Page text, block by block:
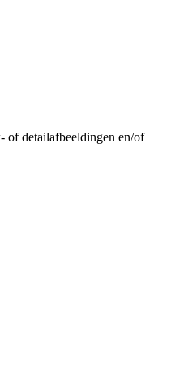
of detailafbeeldingen en/of